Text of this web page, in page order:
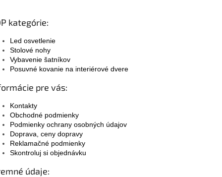
kategórie:
Led osvetlenie
Stolové nohy
Vybavenie šatníkov
Posuvné kovanie na interiérové dvere
pre vás:
Kontakty
Obchodné podmienky
Podmienky ochrany osobných údajov
Doprava, ceny dopravy
Reklamačné podmienky
Skontroluj si objednávku
údaje: